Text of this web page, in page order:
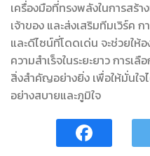
เครื่องมือที่ทรงพลังในการสร้
เจ้าของ และส่งเสริมทีมเวิร์ค ก
และดีไซน์ที่โดดเด่น จะช่วยใ
ความสำเร็จในระยะยาว การเลื
สิ่งสำคัญอย่างยิ่ง เพื่อให้มั่นใ
อย่างสบายและภูมิใจ